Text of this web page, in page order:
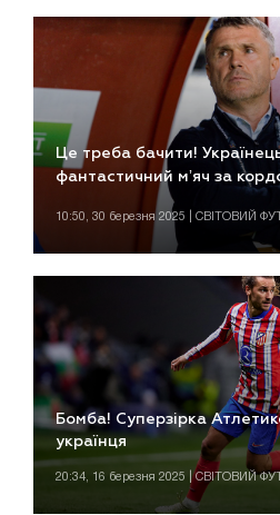
Це треба бачити!
фантастичний мʼяч за
10:50, 30 березня 2025 | СВІТОВИЙ
Бомба! Суперзірка
українця
20:34, 16 березня 2025 | СВІТОВИЙ